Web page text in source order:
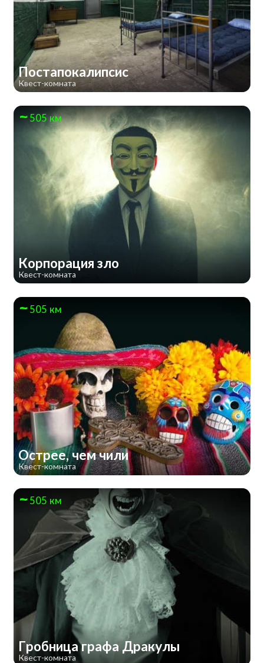
Постапокалипсис
Квест-комната
505 км
Корпорация зло
Квест-комната
505 км
Острее, чем чили
Квест-комната
505 км
Гробница графа Дракулы
Квест-комната